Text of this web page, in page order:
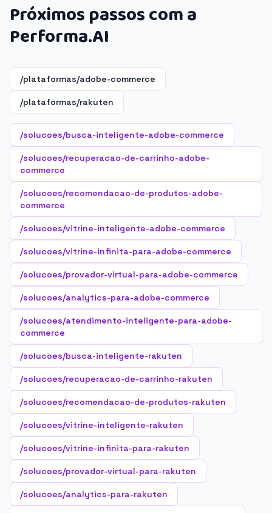
Próximos passos com a
Performa.AI
/plataformas/adobe-commerce
/plataformas/rakuten
/solucoes/busca-inteligente-adobe-commerce
/solucoes/recuperacao-de-carrinho-adobe-
commerce
/solucoes/recomendacao-de-produtos-adobe-
commerce
/solucoes/vitrine-inteligente-adobe-commerce
/solucoes/vitrine-infinita-para-adobe-commerce
/solucoes/provador-virtual-para-adobe-commerce
/solucoes/analytics-para-adobe-commerce
/solucoes/atendimento-inteligente-para-adobe-
commerce
/solucoes/busca-inteligente-rakuten
/solucoes/recuperacao-de-carrinho-rakuten
/solucoes/recomendacao-de-produtos-rakuten
/solucoes/vitrine-inteligente-rakuten
/solucoes/vitrine-infinita-para-rakuten
/solucoes/provador-virtual-para-rakuten
/solucoes/analytics-para-rakuten